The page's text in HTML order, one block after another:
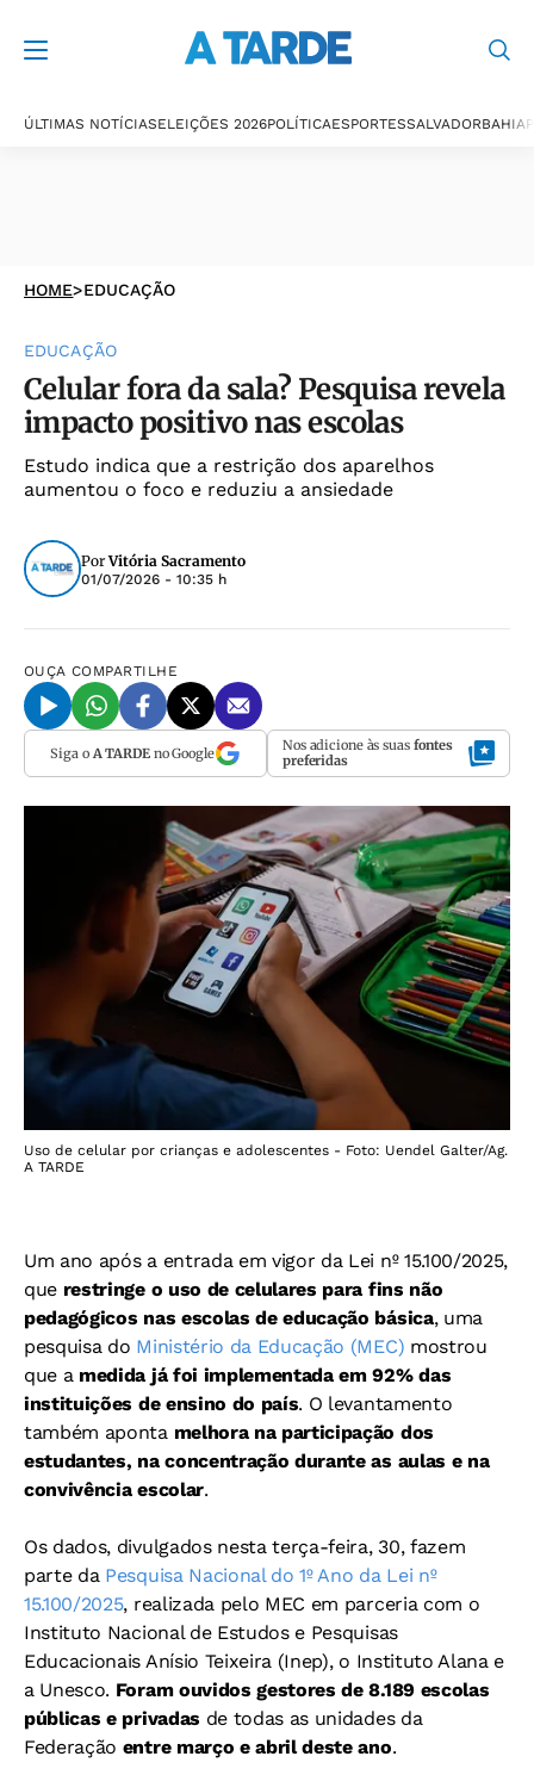
ÚLTIMAS NOTÍCIASELEIÇÕES 2026POLÍTICAESPORTESSALVADORBAHIA
HOME>EDUCAÇÃO
EDUCAÇÃO
Celular fora da sala? Pesquisa revela
impacto positivo nas escolas
Estudo indica que a restrição dos aparelhos
aumentou o foco e reduziu a ansiedade
PorVitória Sacramento
01/07/2026 - 10:35 h
OUÇA COMPARTILHE
Siga o A TARDEno Google Nos adicione às suas fontes
preferidas
Uso de celular por crianças e adolescentes - Foto: Uendel Galter/Ag.
A TARDE
Um ano após a entrada em vigor da Lei nº 15.100/2025,
que restringe o uso de celulares para fins não
pedagógicos nas escolas de educação básica, uma
pesquisa do Ministério da Educação (MEC) mostrou
que a medida já foi implementada em 92% das
instituições de ensino do país. O levantamento
também aponta melhora na participação dos
estudantes, na concentração durante as aulas e na
convivência escolar.
Os dados, divulgados nesta terça-feira, 30, fazem
parte da Pesquisa Nacional do 1º Ano da Lei nº
15.100/2025, realizada pelo MEC em parceria com o
Instituto Nacional de Estudos e Pesquisas
Educacionais Anísio Teixeira (Inep), o Instituto Alana e
a Unesco. Foram ouvidos gestores de 8.189 escolas
públicas e privadas de todas as unidades da
Federação entre março e abril deste ano.